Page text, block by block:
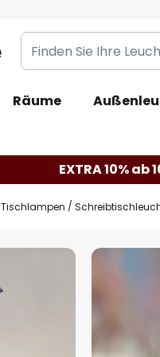
Finden
Sie
Leuchte...
Räume
EXTRA 10% ab
Tischlampen